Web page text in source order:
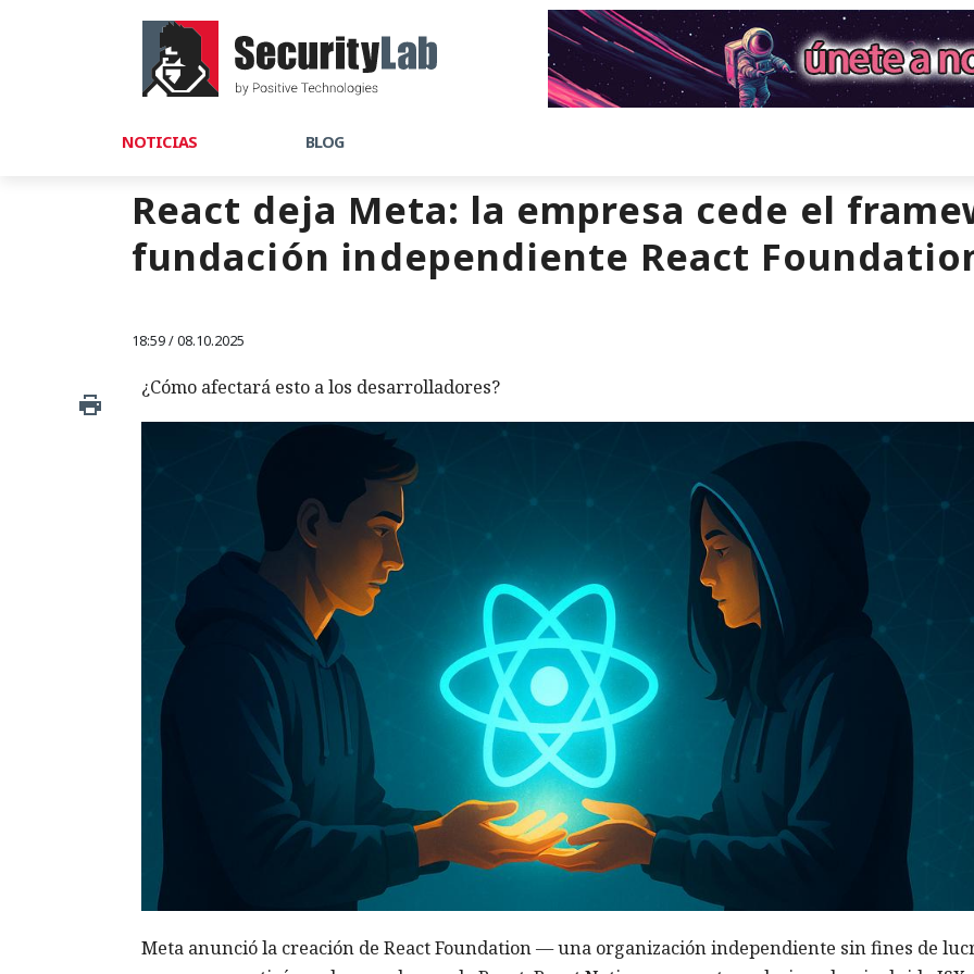
NOTICIAS BLOG
React deja Meta: la empresa cede el
fundación independiente React
18:59 / 08.10.2025
¿Cómo afectará esto a los desarrolladores?
Meta anunció la creación de React Foundation — una organización independiente sin fines de